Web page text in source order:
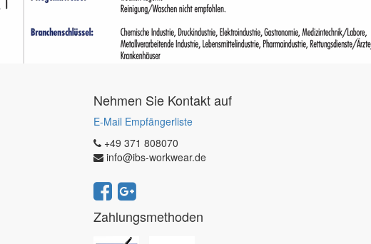
Nehmen Sie Kontakt auf
E-Mail Empfängerliste
+49 371 808070
info@ibs-workwear.de
Zahlungsmethoden